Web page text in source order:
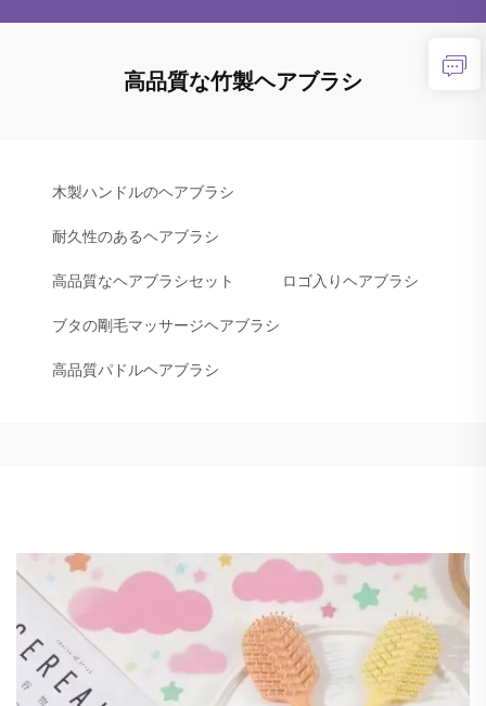
高品質な竹製ヘアブラシ
木製ハンドルのヘアブラシ
耐久性のあるヘアブラシ
高品質なヘアブラシセット ロゴ入りヘアブラシ
ブタの剛毛マッサージヘアブラシ
高品質パドルヘアブラシ